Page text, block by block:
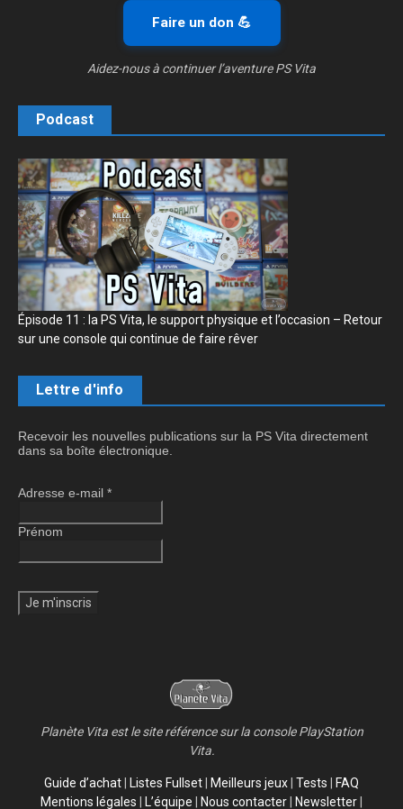
Faire un don 💪
Aidez-nous à continuer l’aventure PS Vita
Podcast
Épisode 11 : la PS Vita, le support physique et l’occasion – Retour
sur une console qui continue de faire rêver
Lettre d'info
Recevoir les nouvelles publications sur la PS Vita directement
dans sa boîte électronique.
Adresse e-mail *
Prénom
Planète Vita est le site référence sur la console PlayStation
Vita.
Guide d’achat Listes Fullset Meilleurs jeux Tests
FAQ
Mentions légales
L’équipe Nous contacter Newsletter